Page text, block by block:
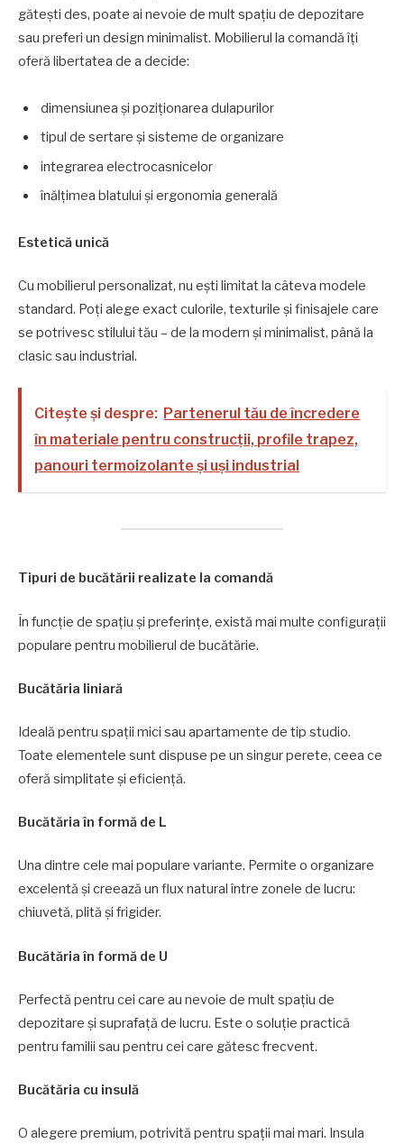
gătești des, poate ai nevoie de mult spațiu de depozitare
sau preferi un design minimalist. Mobilierul la comandă îți
oferă libertatea de a decide:
dimensiunea și poziționarea dulapurilor
tipul de sertare și sisteme de organizare
integrarea electrocasnicelor
înălțimea blatului și ergonomia generală
Estetică unică
Cu mobilierul personalizat, nu ești limitat la câteva modele
standard. Poți alege exact culorile, texturile și finisajele care
se potrivesc stilului tău – de la modern și minimalist, până la
clasic sau industrial.
Citește și despre: Partenerul tău de încredere
în materiale pentru construcții, profile trapez,
panouri termoizolante și uși industrial
Tipuri de bucătării realizate la comandă
În funcție de spațiu și preferințe, există mai multe configurații
populare pentru mobilierul de bucătărie.
Bucătăria liniară
Ideală pentru spații mici sau apartamente de tip studio.
Toate elementele sunt dispuse pe un singur perete, ceea ce
oferă simplitate și eficiență.
Bucătăria în formă de L
Una dintre cele mai populare variante. Permite o organizare
excelentă și creează un flux natural între zonele de lucru:
chiuvetă, plită și frigider.
Bucătăria în formă de U
Perfectă pentru cei care au nevoie de mult spațiu de
depozitare și suprafață de lucru. Este o soluție practică
pentru familii sau pentru cei care gătesc frecvent.
Bucătăria cu insulă
O alegere premium, potrivită pentru spații mai mari. Insula